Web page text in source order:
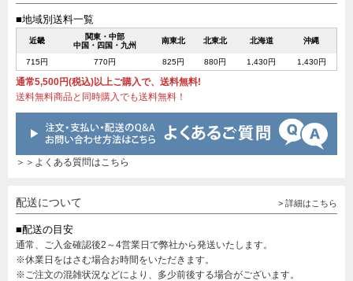
■地域別送料一覧
近畿
関東・中部
中国・四国・九州
南東北 北東北 北海道 沖縄
715円 770円 825円 880円 1,430円 1,430円
通常5,500円(税込)以上ご購入で、送料無料!
送料無料商品と同時購入でも送料無料！
＞＞よくある質問はこちら
配送について > 詳細はこちら
■配送の目安
通常、ご入金確認後2～4営業日で弊社から発送いたします。
※休業日をはさむ場合お時間をいただきます。
※ご注文の混雑状況などにより、多少前後する場合がございます。